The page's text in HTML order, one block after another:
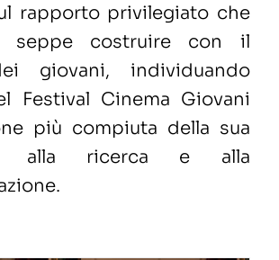
rapporto privilegiato che
seppe
costruire con il
giovani, individuando
Festival Cinema Giovani
più compiuta della sua
alla ricerca e alla
.